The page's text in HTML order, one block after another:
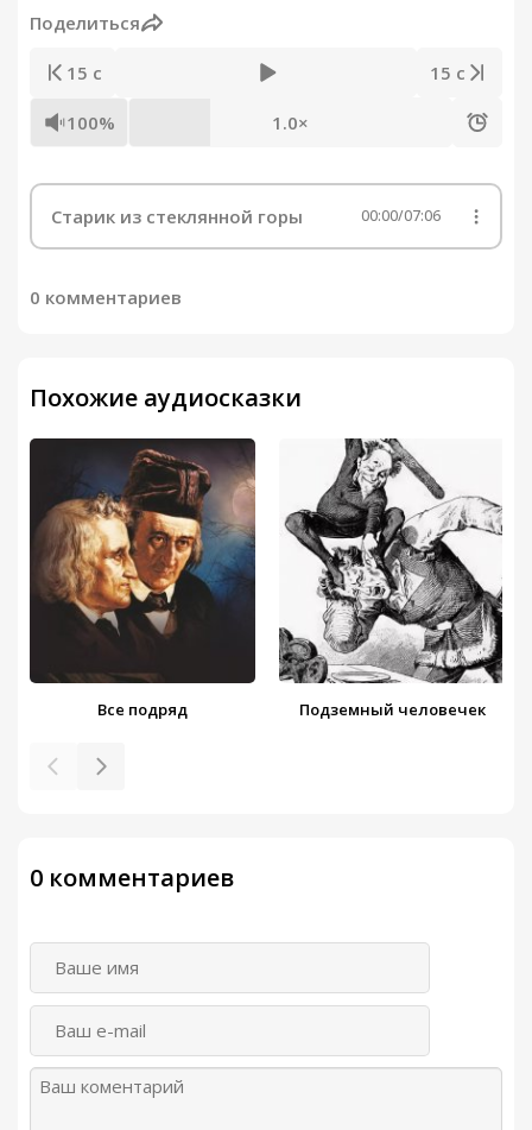
Поделиться
15 с 15 с
100% 1.0×
Старик из стеклянной горы 00:00/07:06
0 комментариев
Похожие аудиосказки
Все подряд Подземный человечек
0 комментариев